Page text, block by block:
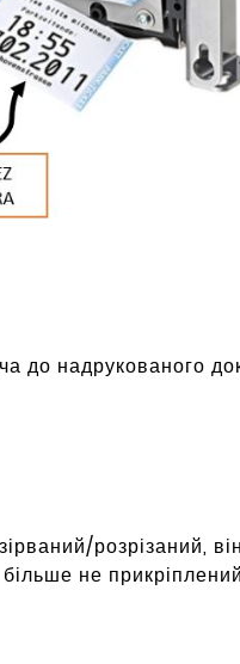
до надрукованого
розрізаний,
не